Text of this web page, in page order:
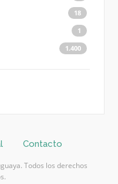
18
1
1.400
Contacto
Todos los derechos